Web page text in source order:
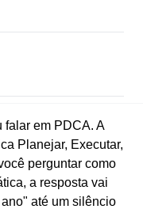
falar em PDCA. A
Planejar, Executar,
perguntar como
a resposta vai
até um silêncio